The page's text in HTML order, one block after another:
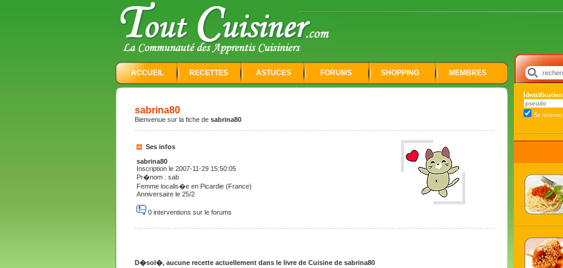
ACCUEIL RECETTES ASTUCES FORUMS SHOPPING MEMBRES
Identification
Se
sabrina80
Bienvenue sur la fiche de sabrina80
Ses infos
sabrina80
Inscription le 2007-11-29 15:50:05
Pr�nom : sab
Femme localis�e en Picardie (France)
Anniversaire le 25/2
0 interventions sur le forums
D�sol�, aucune recette actuellement dans le livre de Cuisine de sabrina80